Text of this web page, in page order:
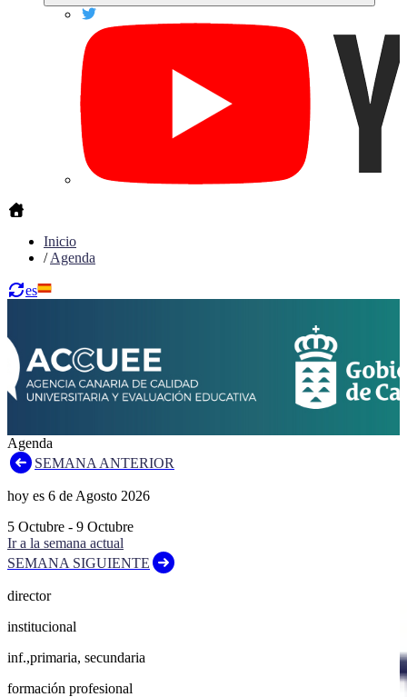
Inicio
/Agenda
es
Agenda
SEMANA ANTERIOR
hoy es 6 de Agosto 2026
5 Octubre - 9 Octubre
Ir a la semana actual
SEMANA SIGUIENTE
director
institucional
inf.,primaria, secundaria
formación profesional